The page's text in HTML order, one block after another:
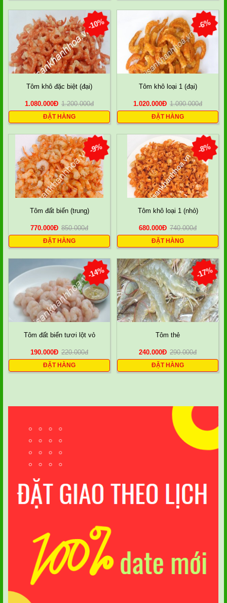
-10%
Tôm khô đặc biệt (đại)
1.080.000Đ 1.200.000đ
ĐẶT HÀNG
-6%
Tôm khô loại 1 (đại)
1.020.000Đ 1.090.000đ
ĐẶT HÀNG
-9%
Tôm đất biển (trung)
770.000Đ 850.000đ
ĐẶT HÀNG
-8%
Tôm khô loại 1 (nhỏ)
680.000Đ 740.000đ
ĐẶT HÀNG
-14%
Tôm đất biển tươi lột vỏ
190.000Đ 220.000đ
ĐẶT HÀNG
-17%
Tôm thẻ
240.000Đ 290.000đ
ĐẶT HÀNG